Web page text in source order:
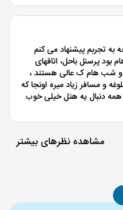
به تجربم پیشنهاد می کنم
پرسنل باحل، اتاقهای
و شب هام ک عالی هستند ،
و مسافر زیاد میره اونجا که
همه دنبال یه هتل خیلی خوب
مشاهده نظرهای بیشتر